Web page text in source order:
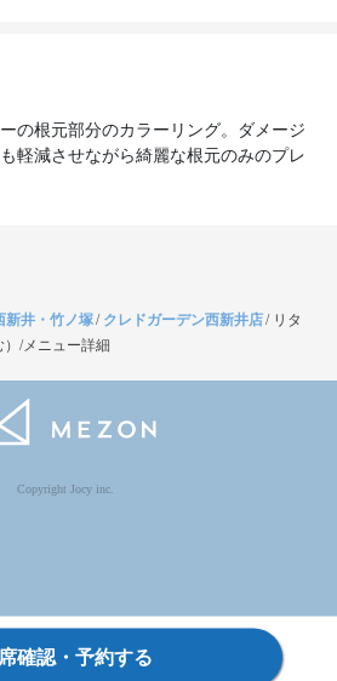
の根元部分のカラーリング。ダメージ
軽減させながら綺麗な根元のみのプレ
新井・竹ノ塚/ クレドガーデン西新井店/ リタ
/メニュー詳細
Copyright Jocy inc.
確認・予約する